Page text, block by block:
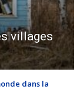
villages
dans la